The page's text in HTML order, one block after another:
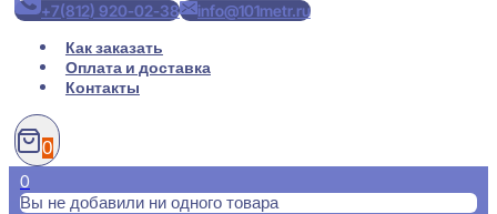
+7(812) 920-02-38
info@101metr.ru
Как заказать
Оплата и доставка
Контакты
0
0
Вы не добавили ни одного товара